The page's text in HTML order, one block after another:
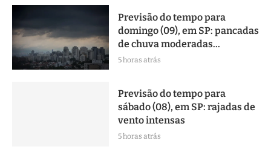
Previsão do tempo para
domingo (09), em SP: pancadas
de chuva moderadas...
5 horas atrás
Previsão do tempo para
sábado (08), em SP: rajadas de
vento intensas
5 horas atrás